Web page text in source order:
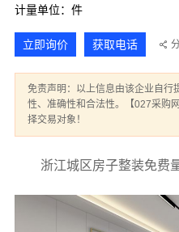
计量单位：件
立即询价 获取电话
免责声明：以上信息由该企业自行
性、准确性和合法性。【027采购
择交易对象！
浙江城区房子整装免费